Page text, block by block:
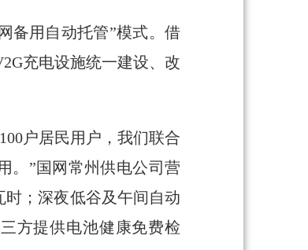
备用自动托管”模式。借
充电设施统一建设、改
户居民用户，我们联合
。”国网常州供电公司营
；深夜低谷及午间自动
方提供电池健康免费检